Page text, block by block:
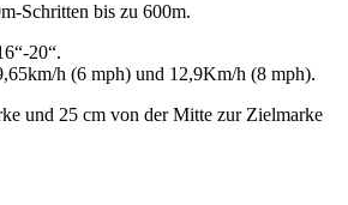
Schritten bis zu 600m.
20“.
h (6 mph) und 12,9Km/h (8 mph).
und 25 cm von der Mitte zur Zielmarke